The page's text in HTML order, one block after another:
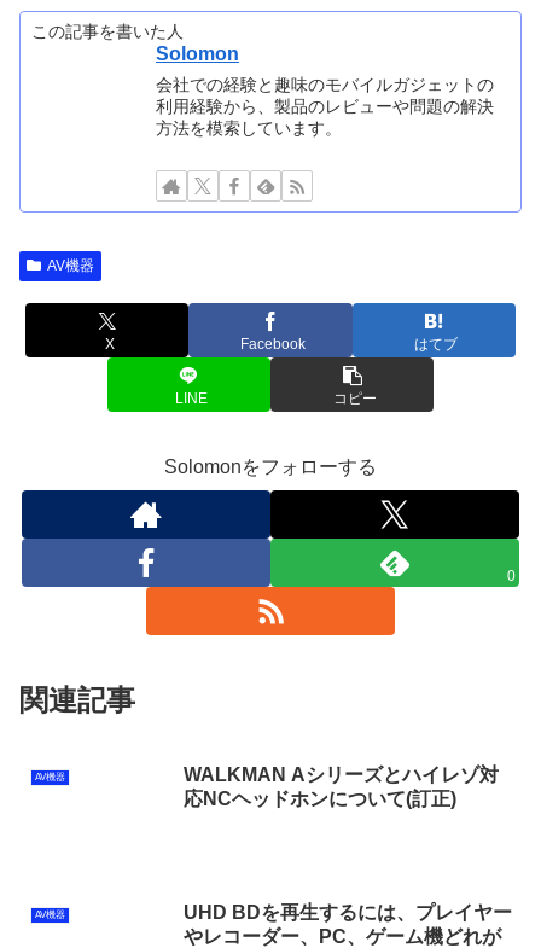
この記事を書いた人
Solomon
会社での経験と趣味のモバイルガジェットの
利用経験から、製品のレビューや問題の解決
方法を模索しています。
AV機器
X Facebook はてブ
LINE コピー
Solomonをフォローする
0
関連記事
AV機器
WALKMAN Aシリーズとハイレゾ対
応NCヘッドホンについて(訂正)
AV機器
UHD BDを再生するには、プレイヤー
やレコーダー、PC、ゲーム機どれが